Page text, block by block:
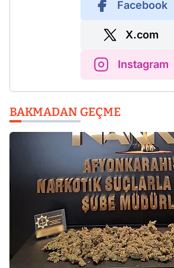
Facebook
X.com
Instagram
BAKMADAN GEÇME